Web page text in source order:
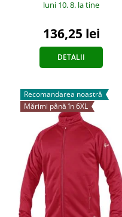
luni 10. 8. la tine
136,25 lei
DETALII
Recomandarea noastră
Mărimi până în 6XL